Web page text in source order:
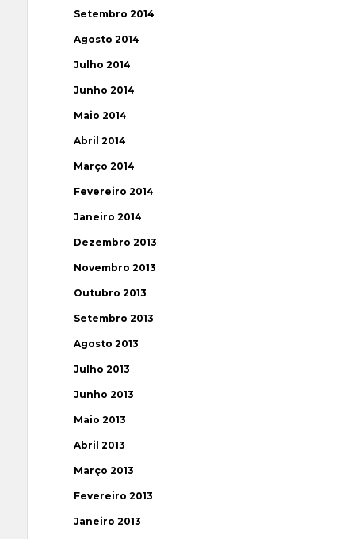
Setembro 2014
Agosto 2014
Julho 2014
Junho 2014
Maio 2014
Abril 2014
Março 2014
Fevereiro 2014
Janeiro 2014
Dezembro 2013
Novembro 2013
Outubro 2013
Setembro 2013
Agosto 2013
Julho 2013
Junho 2013
Maio 2013
Abril 2013
Março 2013
Fevereiro 2013
Janeiro 2013